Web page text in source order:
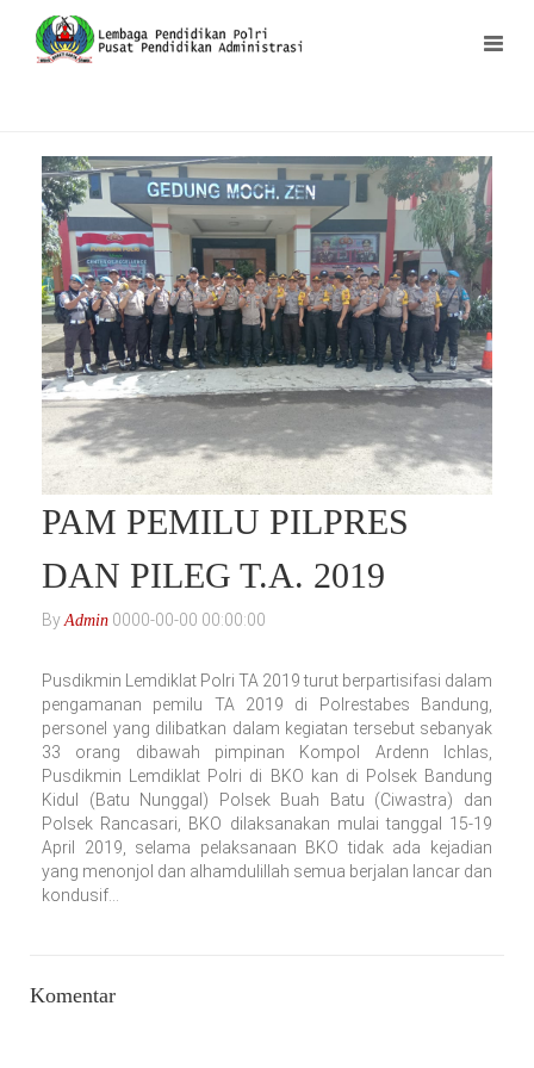
PAM PEMILU PILPRES
DAN PILEG T.A. 2019
By Admin 0000-00-00 00:00:00
Pusdikmin Lemdiklat Polri TA 2019 turut berpartisifasi dalam
pengamanan pemilu TA 2019 di Polrestabes Bandung,
personel yang dilibatkan dalam kegiatan tersebut sebanyak
33 orang dibawah pimpinan Kompol Ardenn Ichlas,
Pusdikmin Lemdiklat Polri di BKO kan di Polsek Bandung
Kidul (Batu Nunggal) Polsek Buah Batu (Ciwastra) dan
Polsek Rancasari, BKO dilaksanakan mulai tanggal 15-19
April 2019, selama pelaksanaan BKO tidak ada kejadian
yang menonjol dan alhamdulillah semua berjalan lancar dan
kondusif...
Komentar